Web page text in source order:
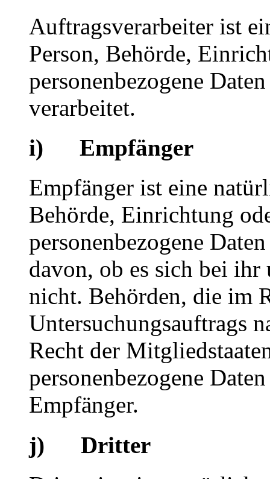
Auftragsverarbeiter ist
Person, Behörde,
personenbezogene
verarbeitet.
i) Empfänger
Empfänger ist eine
Behörde, Einrichtung
personenbezogene
davon, ob es sich bei
nicht. Behörden, die im
Untersuchungsauftrags
Recht der
personenbezogene
Empfänger.
j) Dritter